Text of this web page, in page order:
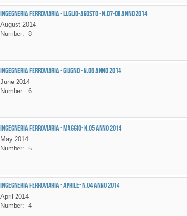
Ingegneria Ferroviaria - LUGLIO-AGOSTO - n.07-08 anno 2014
August 2014
Number: 8
Ingegneria Ferroviaria - GIUGNO - n.06 anno 2014
June 2014
Number: 6
Ingegneria Ferroviaria - MAGGIO- n.05 anno 2014
May 2014
Number: 5
Ingegneria Ferroviaria - APRILE- n.04 anno 2014
April 2014
Number: 4